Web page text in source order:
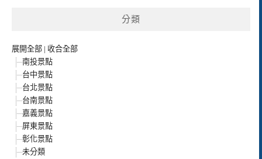
分類
展開全部 | 收合全部
南投景點
台中景點
台北景點
台南景點
嘉義景點
屏東景點
彰化景點
未分類